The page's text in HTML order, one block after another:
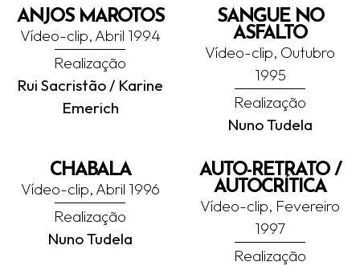
ANJOS MAROTOS
Vídeo-clip, Abril 1994
Realização
Rui Sacristão / Karine
Emerich
SANGUE NO
ASFALTO
Vídeo-clip, Outubro
1995
Realização
Nuno Tudela
CHABALA
Vídeo-clip, Abril 1996
Realização
Nuno Tudela
AUTO-RETRATO /
AUTOCRÍTICA
Vídeo-clip, Fevereiro
1997
Realização